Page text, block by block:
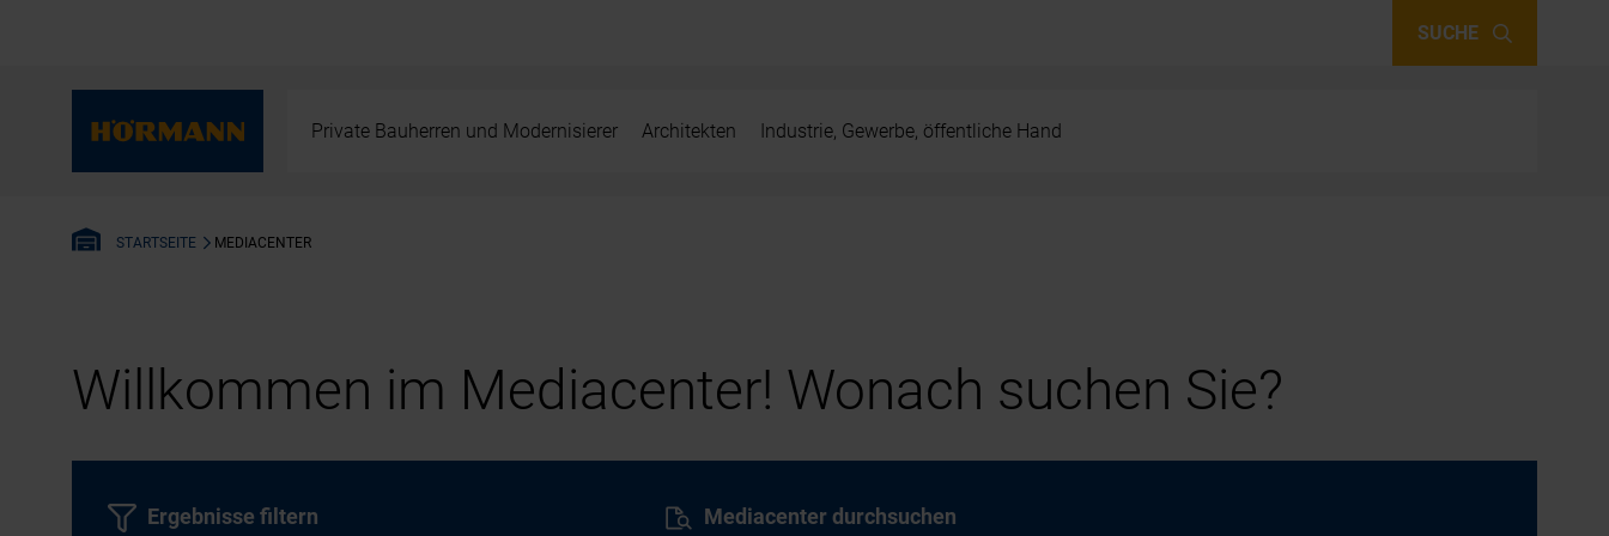
SUCHE
Private Bauherren und Modernisierer Architekten Industrie, Gewerbe, öffentliche Hand
STARTSEITE MEDIACENTER
Willkommen im Mediacenter! Wonach suchen Sie?
Mediacenter durchsuchen
Ergebnisse filtern